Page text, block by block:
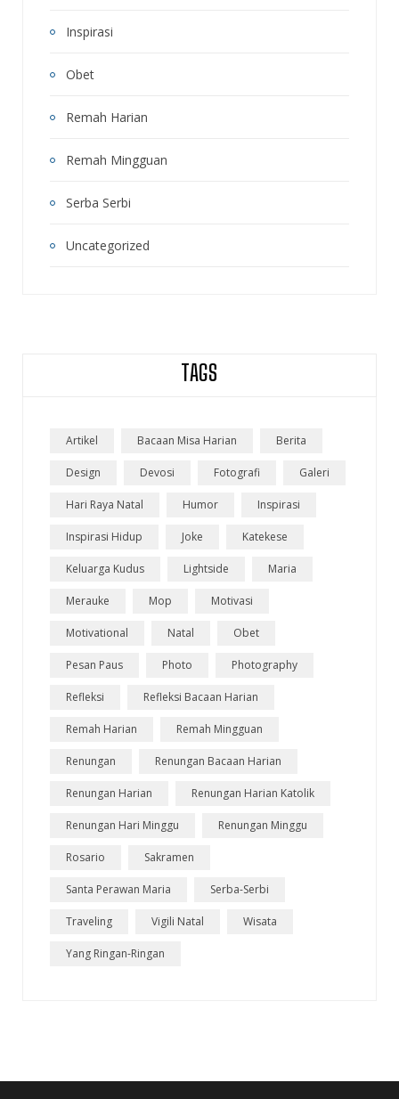
Inspirasi
Obet
Remah Harian
Remah Mingguan
Serba Serbi
Uncategorized
TAGS
Artikel Bacaan Misa Harian Berita
Design Devosi Fotografi Galeri
Hari Raya Natal Humor Inspirasi
Inspirasi Hidup Joke Katekese
Keluarga Kudus Lightside Maria
Merauke Mop Motivasi
Motivational Natal Obet
Pesan Paus Photo Photography
Refleksi Refleksi Bacaan Harian
Remah Harian Remah Mingguan
Renungan Renungan Bacaan Harian
Renungan Harian Renungan Harian Katolik
Renungan Hari Minggu Renungan Minggu
Rosario Sakramen
Santa Perawan Maria Serba-Serbi
Traveling Vigili Natal Wisata
Yang Ringan-Ringan